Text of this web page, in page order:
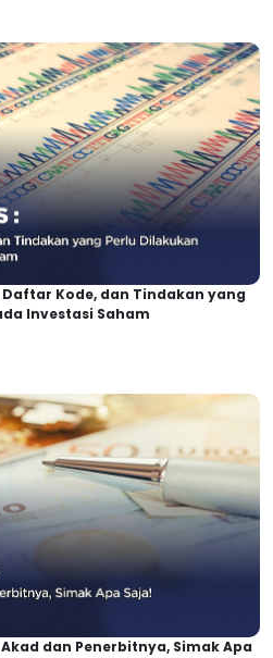
Kode, dan Tindakan yang
Investasi Saham
dan Penerbitnya, Simak Apa